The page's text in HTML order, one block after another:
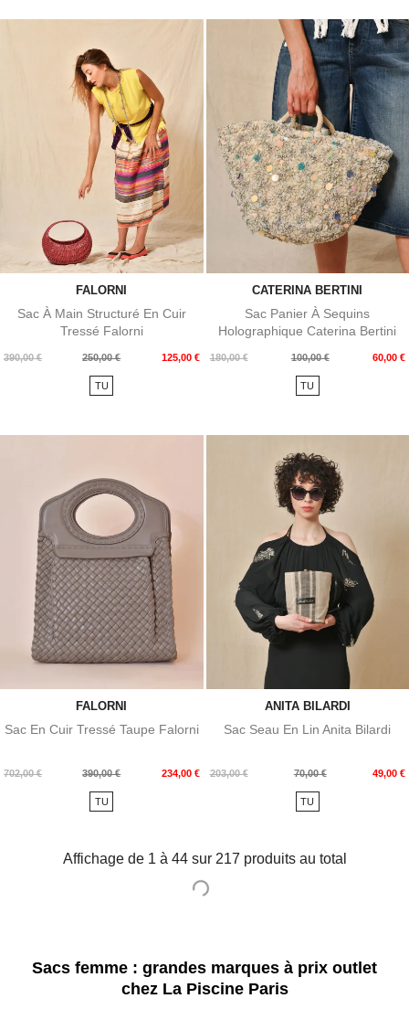
FALORNI
Sac À Main Structuré En Cuir
Tressé Falorni
390,00 €
Prix
250,00 € 125,00 €
Prix
TU
CATERINA BERTINI
Sac Panier À Sequins
Holographique Caterina Bertini
180,00 €
Prix
100,00 € 60,00 €
Prix
TU
FALORNI
Sac En Cuir Tressé Taupe Falorni
702,00 €
Prix
390,00 € 234,00 €
Prix
TU
ANITA BILARDI
Sac Seau En Lin Anita Bilardi
203,00 €
Prix
70,00 € 49,00 €
Prix
TU
Affichage de 1 à 44 sur 217 produits au total
Sacs femme : grandes marques à prix outlet
chez La Piscine Paris